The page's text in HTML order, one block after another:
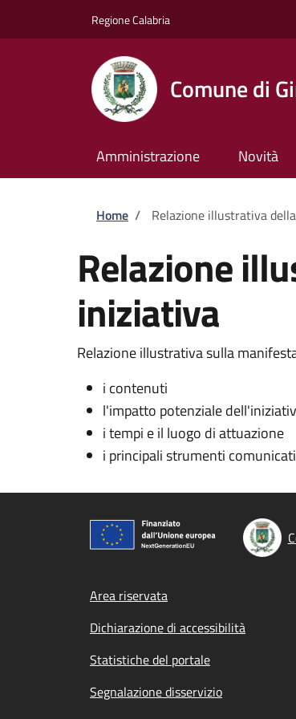
Regione Calabria
Comune di
Amministrazione Novità
Briciole di
Home / Relazione illustrativa
Relazione
iniziativa
Relazione illustrativa sulla
i contenuti
l'impatto potenziale
i tempi e il luogo di attuazione
i principali strumenti
Footer menu
Area riservata
Dichiarazione di accessibilità
Statistiche del portale
Segnalazione disservizio